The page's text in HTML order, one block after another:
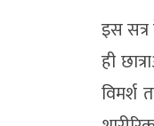
इस
ही
विमर्श